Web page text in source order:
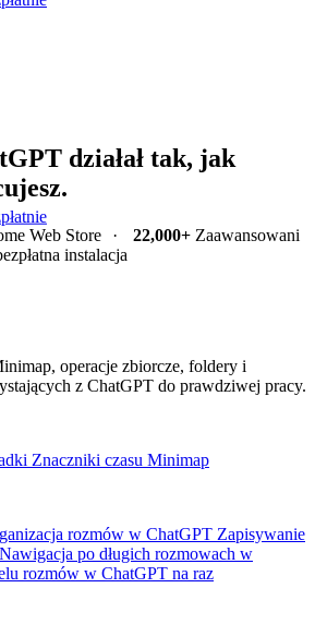
działał tak, jak
Web Store · 22,000+Zaawansowani
instalacja
operacje zbiorcze, foldery i
z ChatGPT do prawdziwej pracy.
Znaczniki czasu Minimap
rozmów w ChatGPT Zapisywanie
Nawigacja po długich rozmowach w
rozmów w ChatGPT na raz